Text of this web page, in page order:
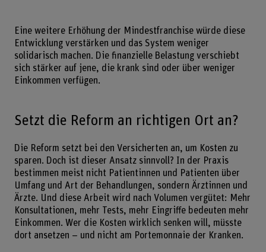
Eine weitere Erhöhung der Mindestfranchise würde diese
Entwicklung verstärken und das System weniger
solidarisch machen. Die finanzielle Belastung verschiebt
sich stärker auf jene, die krank sind oder über weniger
Einkommen verfügen.
Setzt die Reform an richtigen Ort an?
Die Reform setzt bei den Versicherten an, um Kosten zu
sparen. Doch ist dieser Ansatz sinnvoll? In der Praxis
bestimmen meist nicht Patientinnen und Patienten über
Umfang und Art der Behandlungen, sondern Ärztinnen und
Ärzte. Und diese Arbeit wird nach Volumen vergütet: Mehr
Konsultationen, mehr Tests, mehr Eingriffe bedeuten mehr
Einkommen. Wer die Kosten wirklich senken will, müsste
dort ansetzen – und nicht am Portemonnaie der Kranken.